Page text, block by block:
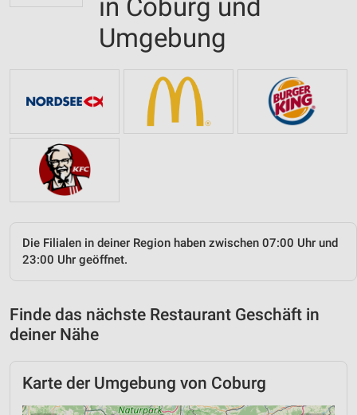
in Coburg und
Umgebung
Die Filialen in deiner Region haben zwischen 07:00 Uhr und
23:00 Uhr geöffnet.
Finde das nächste Restaurant Geschäft in
deiner Nähe
Karte der Umgebung von Coburg